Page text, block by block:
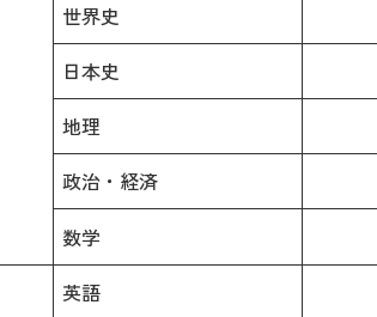
世界史
日本史
地理
政治・経済
数学
英語